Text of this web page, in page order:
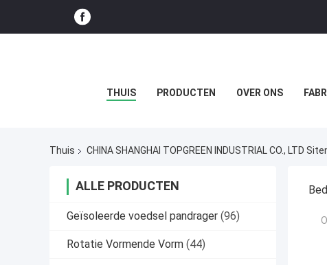
THUIS PRODUCTEN OVER ONS
Thuis CHINA SHANGHAI TOPGREEN INDUSTRIAL CO., LTD
ALLE PRODUCTEN
Geïsoleerde voedsel pandrager (96)
Rotatie Vormende Vorm (44)